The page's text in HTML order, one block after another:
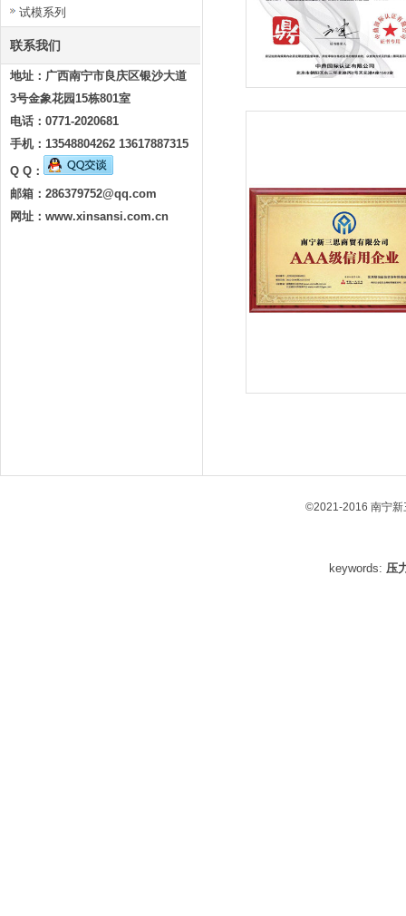
试模系列
联系我们
地址：广西南宁市良庆区银沙大道
3号金象花园15栋801室
电话：0771-2020681
手机：13548804262 13617887315
Q Q：
邮箱： 286379752@qq.com
网址：www.xinsansi.com.cn
©2021-2016 南宁新
keywords:压